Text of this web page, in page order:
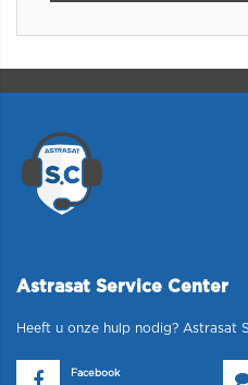
Astrasat Service Center
Heeft u onze hulp nodig? Astrasat
Facebook